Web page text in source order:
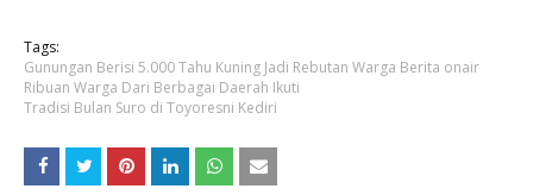
Tags:
Gunungan Berisi 5.000 Tahu Kuning Jadi Rebutan Warga Berita onair
Ribuan Warga Dari Berbagai Daerah Ikuti
Tradisi Bulan Suro di Toyoresni Kediri